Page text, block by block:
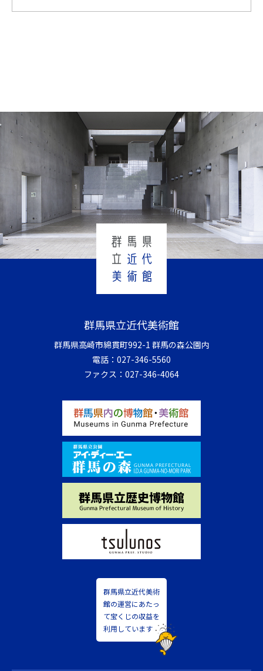
群馬県立近代美術館
群馬県高崎市綿貫町992-1 群馬の森公園内
電話： 027-346-5560
ファクス： 027-346-4064
群馬県立近代美術
館の運営にあたっ
て宝くじの収益を
利用しています